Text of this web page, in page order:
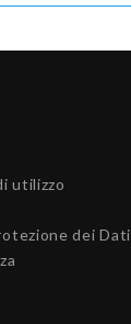
utilizzo
dei Dati